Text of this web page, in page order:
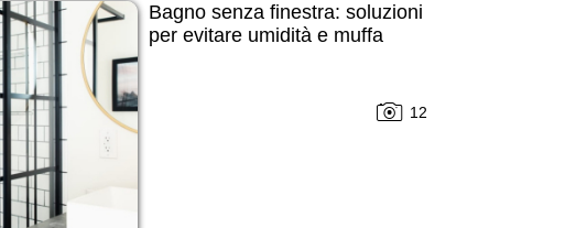
Bagno senza finestra: soluzioni
per evitare umidità e muffa
12